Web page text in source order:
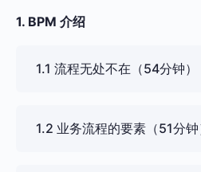
1. BPM 介绍
1.1 流程无处不在（54分钟）
1.2 业务流程的要素（51分钟